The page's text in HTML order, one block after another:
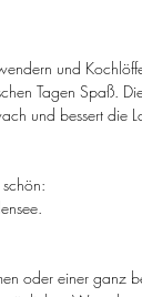
und
Tagen Spaß.
und bessert die
oder einer ganz